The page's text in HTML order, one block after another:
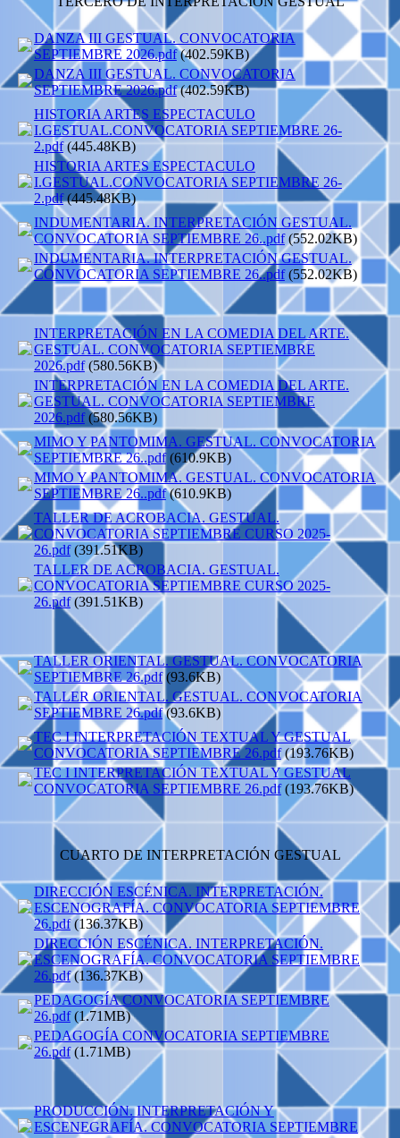
DANZA III GESTUAL. CONVOCATORIA
SEPTIEMBRE 2026.pdf(402.59KB)
DANZA III GESTUAL. CONVOCATORIA
SEPTIEMBRE 2026.pdf(402.59KB)
HISTORIA ARTES ESPECTACULO
I.GESTUAL.CONVOCATORIA SEPTIEMBRE 26-
2.pdf(445.48KB)
HISTORIA ARTES ESPECTACULO
I.GESTUAL.CONVOCATORIA SEPTIEMBRE 26-
2.pdf(445.48KB)
INDUMENTARIA. INTERPRETACIÓN GESTUAL.
CONVOCATORIA SEPTIEMBRE 26..pdf(552.02KB)
INDUMENTARIA. INTERPRETACIÓN GESTUAL.
CONVOCATORIA SEPTIEMBRE 26..pdf(552.02KB)
INTERPRETACIÓN EN LA COMEDIA DEL ARTE.
GESTUAL. CONVOCATORIA SEPTIEMBRE
2026.pdf(580.56KB)
INTERPRETACIÓN EN LA COMEDIA DEL ARTE.
GESTUAL. CONVOCATORIA SEPTIEMBRE
2026.pdf(580.56KB)
MIMO Y PANTOMIMA. GESTUAL. CONVOCATORIA
SEPTIEMBRE 26..pdf(610.9KB)
MIMO Y PANTOMIMA. GESTUAL. CONVOCATORIA
SEPTIEMBRE 26..pdf(610.9KB)
TALLER DE ACROBACIA. GESTUAL.
CONVOCATORIA SEPTIEMBRE CURSO 2025-
26.pdf(391.51KB)
TALLER DE ACROBACIA. GESTUAL.
CONVOCATORIA SEPTIEMBRE CURSO 2025-
26.pdf(391.51KB)
TALLER ORIENTAL. GESTUAL. CONVOCATORIA
SEPTIEMBRE 26.pdf(93.6KB)
TALLER ORIENTAL. GESTUAL. CONVOCATORIA
SEPTIEMBRE 26.pdf(93.6KB)
TEC I INTERPRETACIÓN TEXTUAL Y GESTUAL
CONVOCATORIA SEPTIEMBRE 26.pdf(193.76KB)
TEC I INTERPRETACIÓN TEXTUAL Y GESTUAL
CONVOCATORIA SEPTIEMBRE 26.pdf(193.76KB)
CUARTO DE INTERPRETACIÓN GESTUAL
DIRECCIÓN ESCÉNICA. INTERPRETACIÓN.
ESCENOGRAFÍA. CONVOCATORIA SEPTIEMBRE
26.pdf(136.37KB)
DIRECCIÓN ESCÉNICA. INTERPRETACIÓN.
ESCENOGRAFÍA. CONVOCATORIA SEPTIEMBRE
26.pdf(136.37KB)
PEDAGOGÍA CONVOCATORIA SEPTIEMBRE
26.pdf(1.71MB)
PEDAGOGÍA CONVOCATORIA SEPTIEMBRE
26.pdf(1.71MB)
PRODUCCIÓN. INTERPRETACIÓN Y
ESCENEGRAFÍA. CONVOCATORIA SEPTIEMBRE